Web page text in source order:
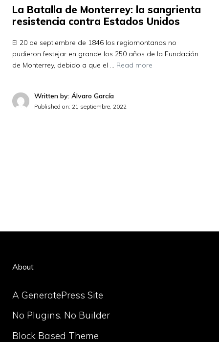
La Batalla de Monterrey: la sangrienta
resistencia contra Estados Unidos
El 20 de septiembre de 1846 los regiomontanos no
pudieron festejar en grande los 250 años de la Fundación
de Monterrey, debido a que el … Read more
Written by: Álvaro García
Published on: 21 septiembre, 2022
About
A GeneratePress Site
No Plugins. No Builder
Block Based Theme